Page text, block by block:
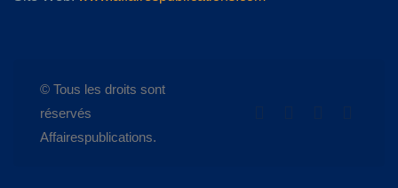
© Tous les droits sont
réservés
Affairespublications.